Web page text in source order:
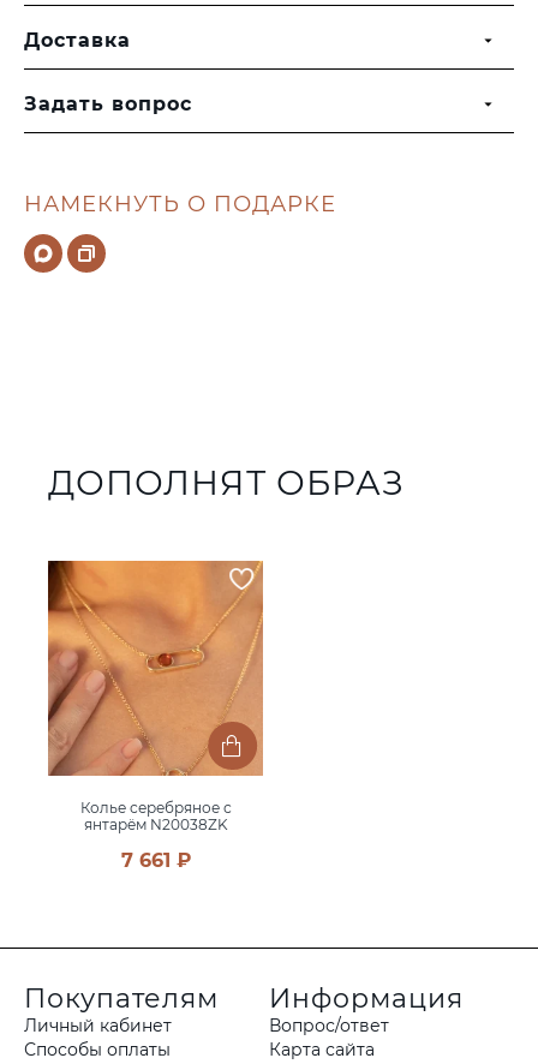
НАМЕКНУТЬ О ПОДАРКЕ
Доставка
Задать вопрос
ДОПОЛНЯТ ОБРАЗ
Колье серебряное с
янтарём N20038ZK
7 661 ₽
Покупателям
Личный кабинет
Способы оплаты
Информация
Вопрос/ответ
Карта сайта